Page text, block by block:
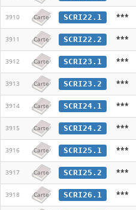
3910 Carte SCRI22.1 ***
3911 Carte SCRI22.2 ***
3912 Carte SCRI23.1 ***
3913 Carte SCRI23.2 ***
3914 Carte SCRI24.1 ***
3915 Carte SCRI24.2 ***
3916 Carte SCRI25.1 ***
3917 Carte SCRI25.2 ***
3918 Carte SCRI26.1 ***